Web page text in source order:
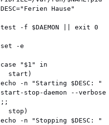
DESC="Ferien Hause"
test -f $DAEMON || exit 0
set -e
case "$1" in
start)
echo -n "Starting $DESC: "
start-stop-daemon --verbose
;;
stop)
echo -n "Stopping $DESC: "